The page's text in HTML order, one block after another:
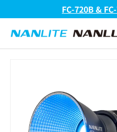
コンテンツへスキップ
FC-720B &
検索